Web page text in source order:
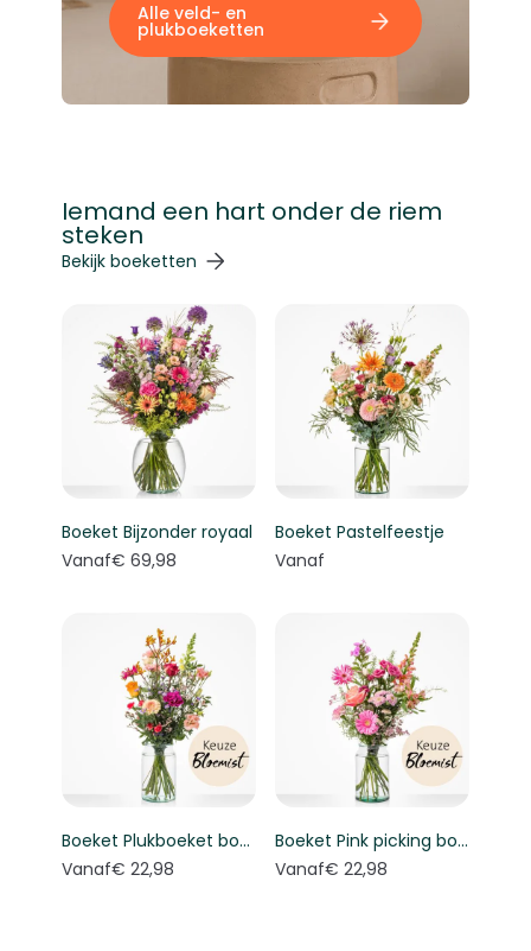
Alle veld- en
plukboeketten
Iemand een hart onder de riem
steken
Navigeren door de elementen van de carrousel is
Druk om carrousel over te slaan
Bekijk boeketten
Boeket Bijzonder royaal
Vanaf€ 69,98
Boeket Pastelfeestje
Vanaf
Boeket Plukboeket bont - Keuze bloemist
Vanaf€ 22,98
Boeket Pink picking bouquet - Florist's choice
Vanaf€ 22,98